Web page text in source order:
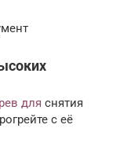
для снятия
с её